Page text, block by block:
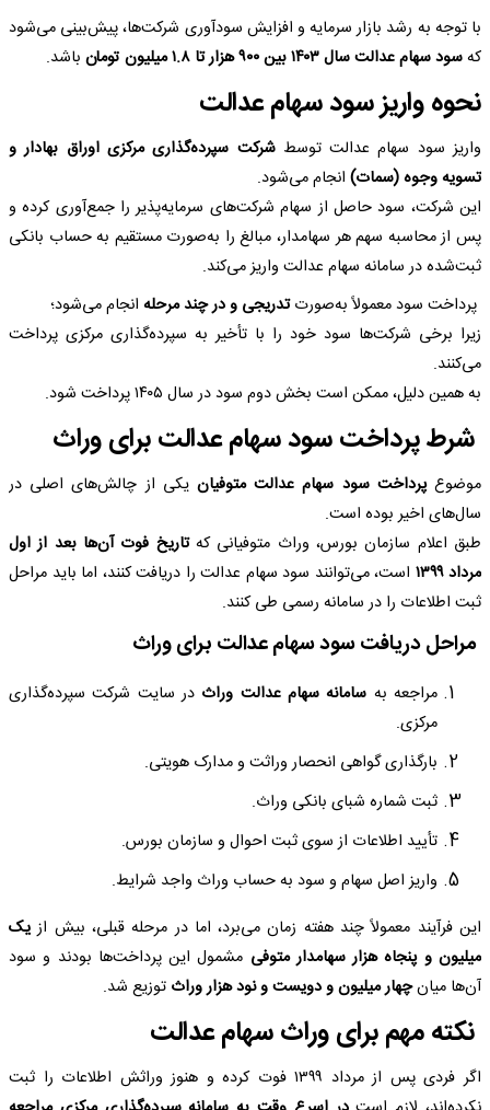
با توجه به رشد بازار سرمایه و افزایش سودآوری شرکت‌ها، پیش‌بینی می‌شود
کهسود سهام عدالت سال ۱۴۰۳ بین ۹۰۰ هزار تا ۱.۸ میلیون تومان باشد.
نحوه واریز سود سهام عدالت
واریز سود سهام عدالت توسطشرکت سپرده‌گذاری مرکزی اوراق بهادار و
تسویه وجوه (سمات) انجام می‌شود.
این شرکت، سود حاصل از سهام شرکت‌های سرمایه‌پذیر را جمع‌آوری کرده و
پس از محاسبه سهم هر سهامدار، مبالغ را به‌صورت مستقیم به حساب بانکی
ثبت‌شده در سامانه سهام عدالت واریز می‌کند.
پرداخت سود معمولاً به‌صورتتدریجی و در چند مرحله انجام می‌شود؛
زیرا برخی شرکت‌ها سود خود را با تأخیر به سپرده‌گذاری مرکزی پرداخت
می‌کنند.
به همین دلیل، ممکن است بخش دوم سود در سال ۱۴۰۵ پرداخت شود.
شرط پرداخت سود سهام عدالت برای وراث
موضوعپرداخت سود سهام عدالت متوفیان یکی از چالش‌های اصلی در
سال‌های اخیر بوده است.
طبق اعلام سازمان بورس، وراث متوفیانی کهتاریخ فوت آن‌ها بعد از اول
مرداد ۱۳۹۹
است، می‌توانند سود سهام عدالت را دریافت کنند، اما باید مراحل
ثبت اطلاعات را در سامانه رسمی طی کنند.
مراحل دریافت سود سهام عدالت برای وراث
مراجعه به سامانه سهام عدالت وراث در سایت شرکت سپرده‌گذاری
مرکزی.
بارگذاری گواهی انحصار وراثت و مدارک هویتی.
ثبت شماره شبای بانکی وراث.
تأیید اطلاعات از سوی ثبت احوال و سازمان بورس.
واریز اصل سهام و سود به حساب وراث واجد شرایط.
این فرآیند معمولاً چند هفته زمان می‌برد، اما در مرحله قبلی، بیش ازیک
میلیون و پنجاه هزار سهامدار متوفی مشمول این پرداخت‌ها بودند و سود
آن‌ها میانچهار میلیون و دویست و نود هزار وراث توزیع شد.
نکته مهم برای وراث سهام عدالت
اگر فردی پس از مرداد ۱۳۹۹ فوت کرده و هنوز وراثش اطلاعات را ثبت